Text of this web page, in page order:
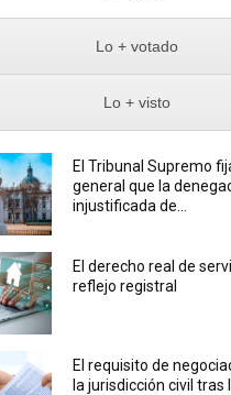
Lo + votado
Lo + visto
El Tribunal Supremo
general que la
injustificada de...
El derecho real de
reflejo registral
El requisito de
la jurisdicción civil tras